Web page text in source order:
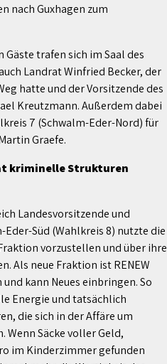
nach Guxhagen zum
trafen sich im Saal des
Landrat Winfried Becker, der
hatte und der Vorsitzende des
Kreutzmann. Außerdem dabei
7 (Schwalm-Eder-Nord) für
Graefe.
kriminelle Strukturen
Landesvorsitzende und
Süd (Wahlkreis 8) nutzte die
vorzustellen und über ihre
Als neue Fraktion ist RENEW
kann Neues einbringen. So
Energie und tatsächlich
die sich in der Affäre um
Säcke voller Geld,
im Kinderzimmer gefunden